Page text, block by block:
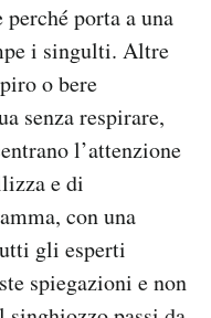
porta a una
i singulti. Altre
o bere
senza respirare,
l’attenzione
e di
con una
gli esperti
spiegazioni e non